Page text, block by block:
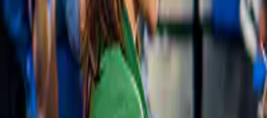
O in anticipo o la sera prima. C'è sempre un posto libero per te.
I migliori prezzi, sempre
Cerchiamo noi il prezzo migliore, così non devi farlo tu.